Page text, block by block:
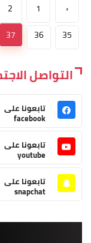
‹
1
2
35
36
37
التواصل
تابعونا على
facebook
تابعونا على
youtube
تابعونا على
snapchat